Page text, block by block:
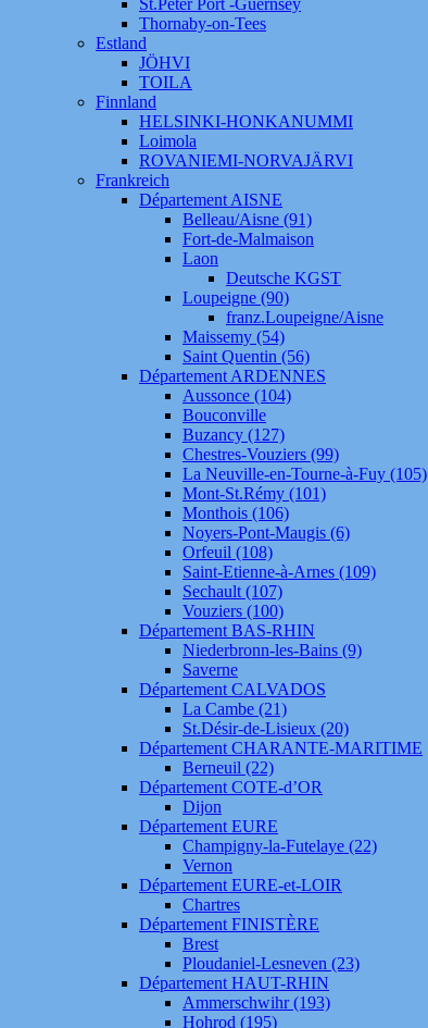
St.Peter Port -Guernsey
Thornaby-on-Tees
Estland
JÖHVI
TOILA
Finnland
HELSINKI-HONKANUMMI
Loimola
ROVANIEMI-NORVAJÄRVI
Frankreich
Département AISNE
Belleau/Aisne (91)
Fort-de-Malmaison
Laon
Deutsche KGST
Loupeigne (90)
franz.Loupeigne/Aisne
Maissemy (54)
Saint Quentin (56)
Département ARDENNES
Aussonce (104)
Bouconville
Buzancy (127)
Chestres-Vouziers (99)
La Neuville-en-Tourne-à-Fuy (105)
Mont-St.Rémy (101)
Monthois (106)
Noyers-Pont-Maugis (6)
Orfeuil (108)
Saint-Etienne-à-Arnes (109)
Sechault (107)
Vouziers (100)
Département BAS-RHIN
Niederbronn-les-Bains (9)
Saverne
Département CALVADOS
La Cambe (21)
St.Désir-de-Lisieux (20)
Département CHARANTE-MARITIME
Berneuil (22)
Département COTE-d’OR
Dijon
Département EURE
Champigny-la-Futelaye (22)
Vernon
Département EURE-et-LOIR
Chartres
Département FINISTÈRE
Brest
Ploudaniel-Lesneven (23)
Département HAUT-RHIN
Ammerschwihr (193)
Hohrod (195)